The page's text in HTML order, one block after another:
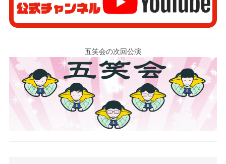
五笑会の次回公演